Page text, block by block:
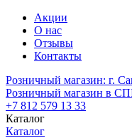
Акции
О нас
Отзывы
Контакты
Розничный магазин: г.
Розничный магазин в
+7 812 579 13 33
Каталог
Каталог